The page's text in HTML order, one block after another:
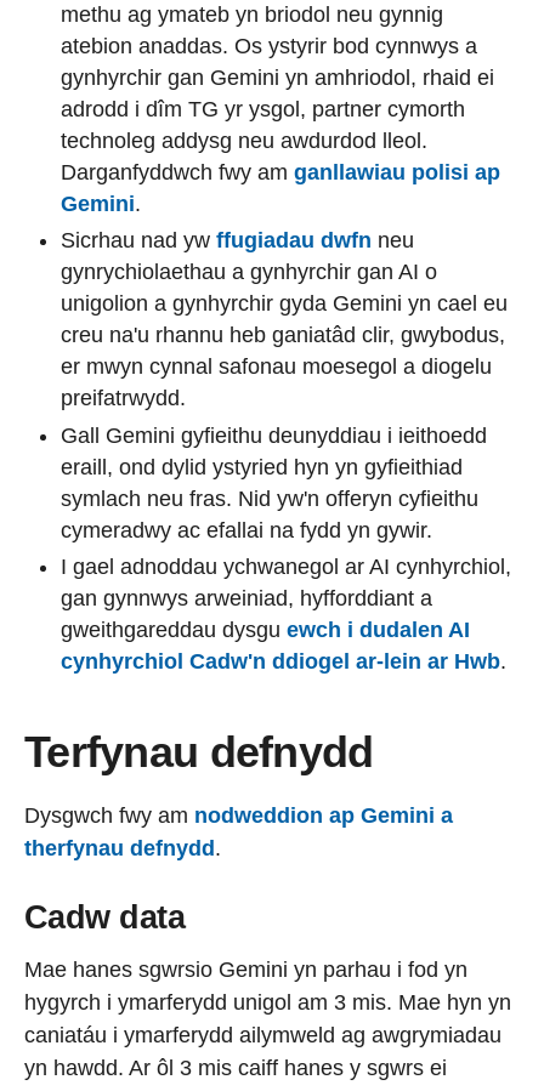
methu ag ymateb yn briodol neu gynnig
atebion anaddas. Os ystyrir bod cynnwys a
gynhyrchir gan Gemini yn amhriodol, rhaid ei
adrodd i dîm TG yr ysgol, partner cymorth
technoleg addysg neu awdurdod lleol.
Darganfyddwch fwy am ganllawiau polisi ap
Gemini.
Sicrhau nad yw ffugiadau dwfn neu
gynrychiolaethau a gynhyrchir gan AI o
unigolion a gynhyrchir gyda Gemini yn cael eu
creu na'u rhannu heb ganiatâd clir, gwybodus,
er mwyn cynnal safonau moesegol a diogelu
preifatrwydd.
Gall Gemini gyfieithu deunyddiau i ieithoedd
eraill, ond dylid ystyried hyn yn gyfieithiad
symlach neu fras. Nid yw'n offeryn cyfieithu
cymeradwy ac efallai na fydd yn gywir.
I gael adnoddau ychwanegol ar AI cynhyrchiol,
gan gynnwys arweiniad, hyfforddiant a
gweithgareddau dysgu ewch i dudalen AI
cynhyrchiol Cadw'n ddiogel ar-lein ar Hwb.
Terfynau defnydd
Dysgwch fwy am nodweddion ap Gemini a
therfynau defnydd .
Cadw data
Mae hanes sgwrsio Gemini yn parhau i fod yn
hygyrch i ymarferydd unigol am 3 mis. Mae hyn yn
caniatáu i ymarferydd ailymweld ag awgrymiadau
yn hawdd. Ar ôl 3 mis caiff hanes y sgwrs ei